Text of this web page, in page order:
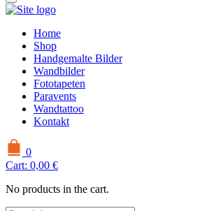
Home
Shop
Handgemalte Bilder
Wandbilder
Fototapeten
Paravents
Wandtattoo
Kontakt
0
Cart: 0,00 €
No products in the cart.